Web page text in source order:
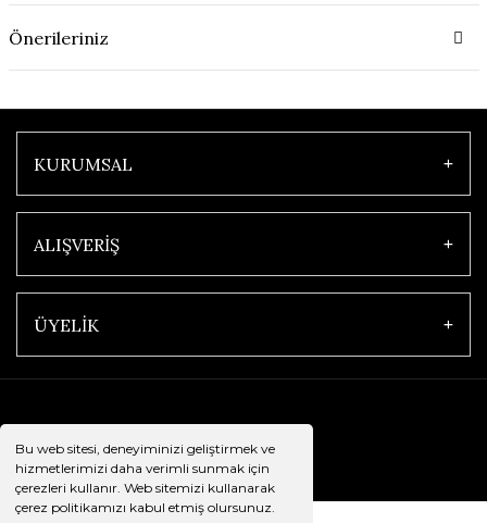
Bu web sitesi, deneyiminizi geliştirmek ve
hizmetlerimizi daha verimli sunmak için
çerezleri kullanır. Web sitemizi kullanarak
çerez politikamızı kabul etmiş olursunuz.
Önerileriniz
KURUMSAL
ALIŞVERİŞ
ÜYELİK